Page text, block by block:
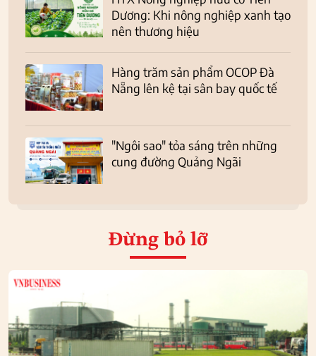
Dương: Khi nông nghiệp xanh tạo
nên thương hiệu
Hàng trăm sản phẩm OCOP Đà
Nẵng lên kệ tại sân bay quốc tế
"Ngôi sao" tỏa sáng trên những
cung đường Quảng Ngãi
Đừng bỏ lỡ